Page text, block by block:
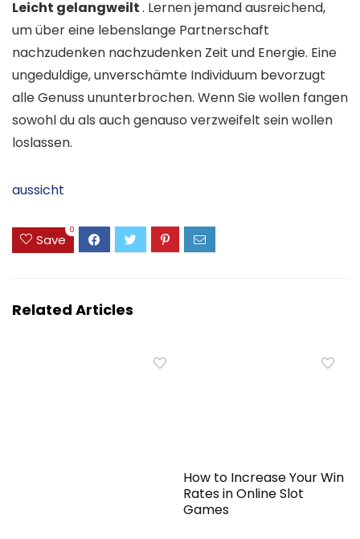
Leicht gelangweilt. Lernen jemand ausreichend,
um über eine lebenslange Partnerschaft
nachzudenken nachzudenken Zeit und Energie. Eine
ungeduldige, unverschämte Individuum bevorzugt
alle Genuss ununterbrochen. Wenn Sie wollen fangen
sowohl du als auch genauso verzweifelt sein wollen
loslassen.
aussicht
Save
0
Related Articles
How to Increase Your Win
Rates in Online Slot
Games